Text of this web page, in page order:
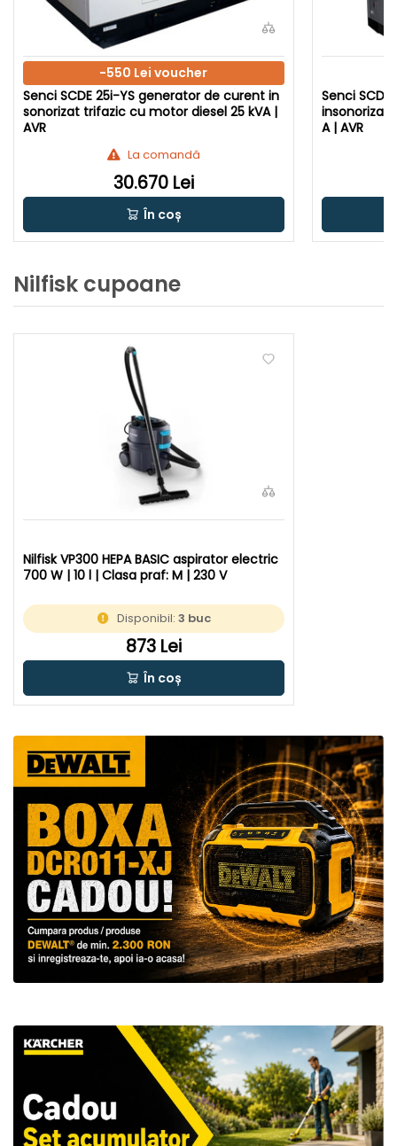
-550 Lei voucher
Senci SCDE 25i-YS generator de curent in
sonorizat trifazic cu motor diesel 25 kVA |
AVR
La comandă
30.670 Lei
În coș
Senci
insonorizat
A | AVR
Nilfisk cupoane
Nilfisk VP300 HEPA BASIC aspirator electric
700 W | 10 l | Clasa praf: M | 230 V
Disponibil:3 buc
873 Lei
În coș